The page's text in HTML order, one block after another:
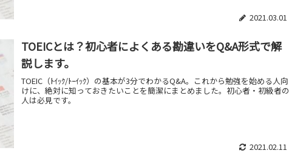
2021.03.01
TOEICとは？初心者によくある勘違いをQ&A形式で解
説します。
TOEIC（ﾄｲｯｸ/ﾄｰｲｯｸ）の基本が3分でわかるQ&A。これから勉強を始める人向
けに、絶対に知っておきたいことを簡潔にまとめました。初心者・初級者の
人は必見です。
2021.02.11